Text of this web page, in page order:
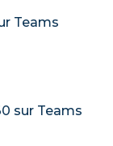
Teams
sur Teams